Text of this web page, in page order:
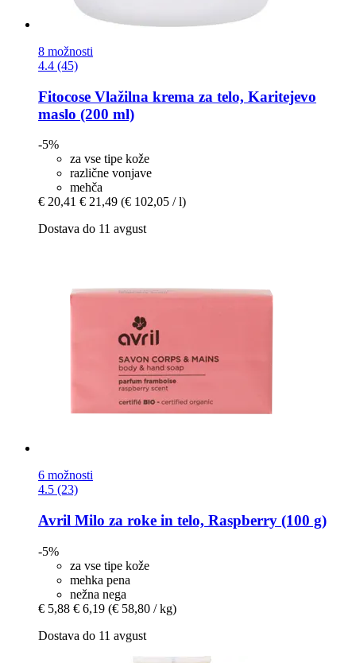
8 možnosti
4.4 (45)
Fitocose Vlažilna krema za telo, Karitejevo
maslo (200 ml)
-5%
za vse tipe kože
različne vonjave
mehča
€ 20,41 € 21,49 (€ 102,05 / l)
Dostava do 11 avgust
6 možnosti
4.5 (23)
Avril Milo za roke in telo, Raspberry (100 g)
-5%
za vse tipe kože
mehka pena
nežna nega
€ 5,88 € 6,19 (€ 58,80 / kg)
Dostava do 11 avgust